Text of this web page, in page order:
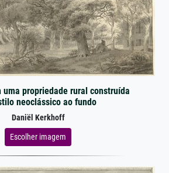
uma propriedade rural construída
neoclássico ao fundo
Daniël Kerkhoff
Escolher imagem